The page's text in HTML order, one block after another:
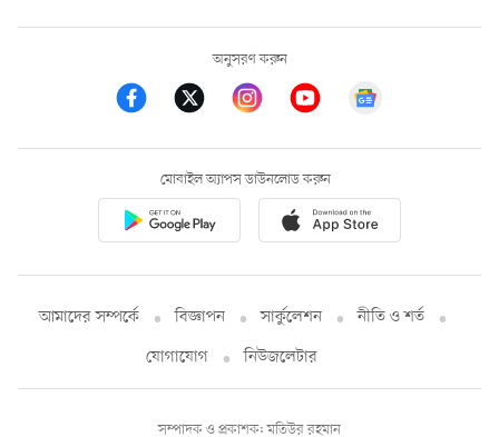
অনুসরণ করুন
মোবাইল অ্যাপস ডাউনলোড করুন
আমাদের সম্পর্কে বিজ্ঞাপন সার্কুলেশন
নীতি ও শর্ত
যোগাযোগ
নিউজলেটার
সম্পাদক ও প্রকাশক: মতিউর রহমান